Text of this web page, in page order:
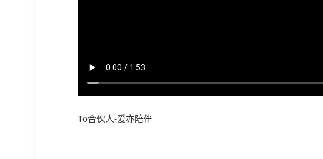
To合伙人-爱亦陪伴